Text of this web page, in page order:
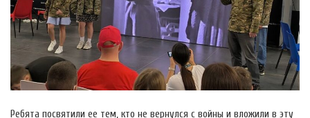
Ребята посвятили ее тем, кто не вернулся с войны и вложили в эту